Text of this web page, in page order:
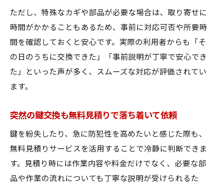
ただし、特殊なカギや部品が必要な場合は、取り寄せに
時間がかかることもあるため、事前に対応可否や所要時
間を確認しておくと安心です。実際の利用者からも「そ
の日のうちに交換できた」「事前説明が丁寧で安心でき
た」といった声が多く、スムーズな対応が評価されてい
ます。
突然の鍵交換も無料見積りで落ち着いて依頼
鍵を紛失したり、急に防犯性を高めたいと感じた際も、
無料見積りサービスを活用することで冷静に判断できま
す。見積り時には作業内容や料金だけでなく、必要な部
品や作業の流れについても丁寧な説明が受けられるた